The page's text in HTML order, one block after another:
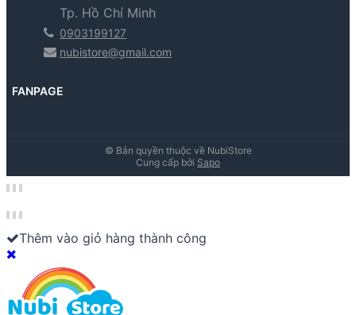
Tp. Hồ Chí Minh
0903199127
nubistore@gmail.com
FANPAGE
© Bản quyền thuộc về NubiStore
Cung cấp bởi Sapo
Thêm vào giỏ hàng thành công